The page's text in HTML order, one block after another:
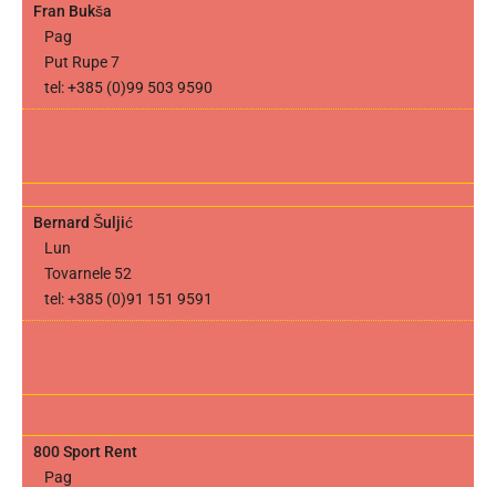
Fran Bukša
Pag
Put Rupe 7
tel: +385 (0)99 503 9590
Bernard Šuljić
Lun
Tovarnele 52
tel: +385 (0)91 151 9591
800 Sport Rent
Pag